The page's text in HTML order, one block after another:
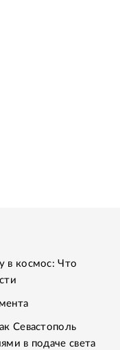
в космос: Что
Севастополь
в подаче света